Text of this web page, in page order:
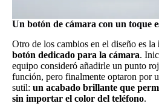
Un botón de cámara con un toque
Otro de los cambios en el diseño es la
botón dedicado para la cámara.
equipo consideró añadirle un punto
función, pero finalmente optaron por
sutil: un acabado brillante que
sin importar el color del teléfono.